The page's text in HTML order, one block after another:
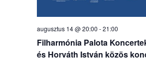
Filharmónia Palota
és Horváth István közös
augusztus 14 @ 20:00 -21:00